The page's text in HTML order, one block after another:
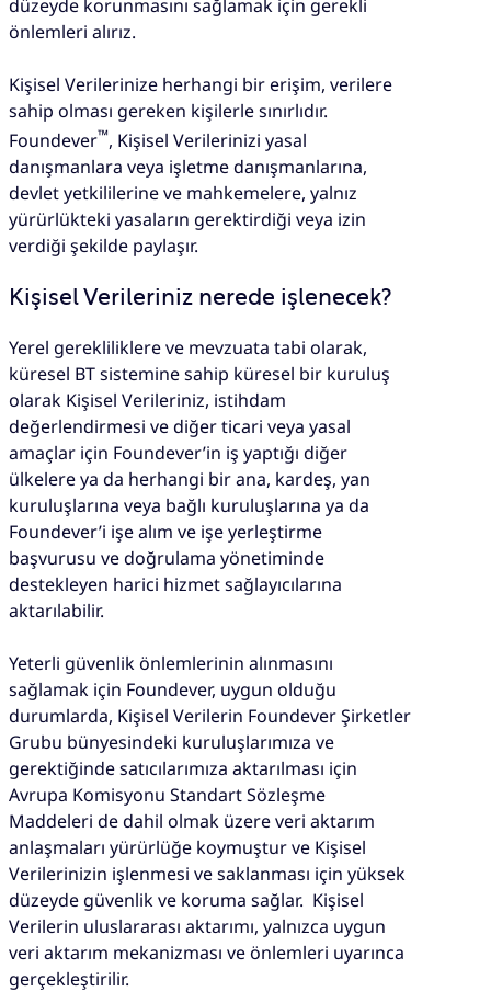
düzeyde korunmasını sağlamak için gerekli
önlemleri alırız.
Kişisel Verilerinize herhangi bir erişim, verilere
sahip olması gereken kişilerle sınırlıdır.
Foundever™, Kişisel Verilerinizi yasal
danışmanlara veya işletme danışmanlarına,
devlet yetkililerine ve mahkemelere, yalnız
yürürlükteki yasaların gerektirdiği veya izin
verdiği şekilde paylaşır.
Kişisel Verileriniz nerede işlenecek?
Yerel gerekliliklere ve mevzuata tabi olarak,
küresel BT sistemine sahip küresel bir kuruluş
olarak Kişisel Verileriniz, istihdam
değerlendirmesi ve diğer ticari veya yasal
amaçlar için Foundever’in iş yaptığı diğer
ülkelere ya da herhangi bir ana, kardeş, yan
kuruluşlarına veya bağlı kuruluşlarına ya da
Foundever’i işe alım ve işe yerleştirme
başvurusu ve doğrulama yönetiminde
destekleyen harici hizmet sağlayıcılarına
aktarılabilir.
Yeterli güvenlik önlemlerinin alınmasını
sağlamak için Foundever, uygun olduğu
durumlarda, Kişisel Verilerin Foundever Şirketler
Grubu bünyesindeki kuruluşlarımıza ve
gerektiğinde satıcılarımıza aktarılması için
Avrupa Komisyonu Standart Sözleşme
Maddeleri de dahil olmak üzere veri aktarım
anlaşmaları yürürlüğe koymuştur ve Kişisel
Verilerinizin işlenmesi ve saklanması için yüksek
düzeyde güvenlik ve koruma sağlar. Kişisel
Verilerin uluslararası aktarımı, yalnızca uygun
veri aktarım mekanizması ve önlemleri uyarınca
gerçekleştirilir.